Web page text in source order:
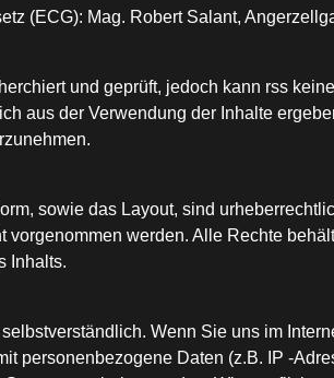
(ECG): Mag. Robert Salant,
und geprüft, jedoch kann rss
aus der Verwendung der Inhalte
sowie das Layout, sind
werden. Alle Rechte
Inhalts.
Wenn Sie uns im
personenbezogene Daten (z.B. IP -